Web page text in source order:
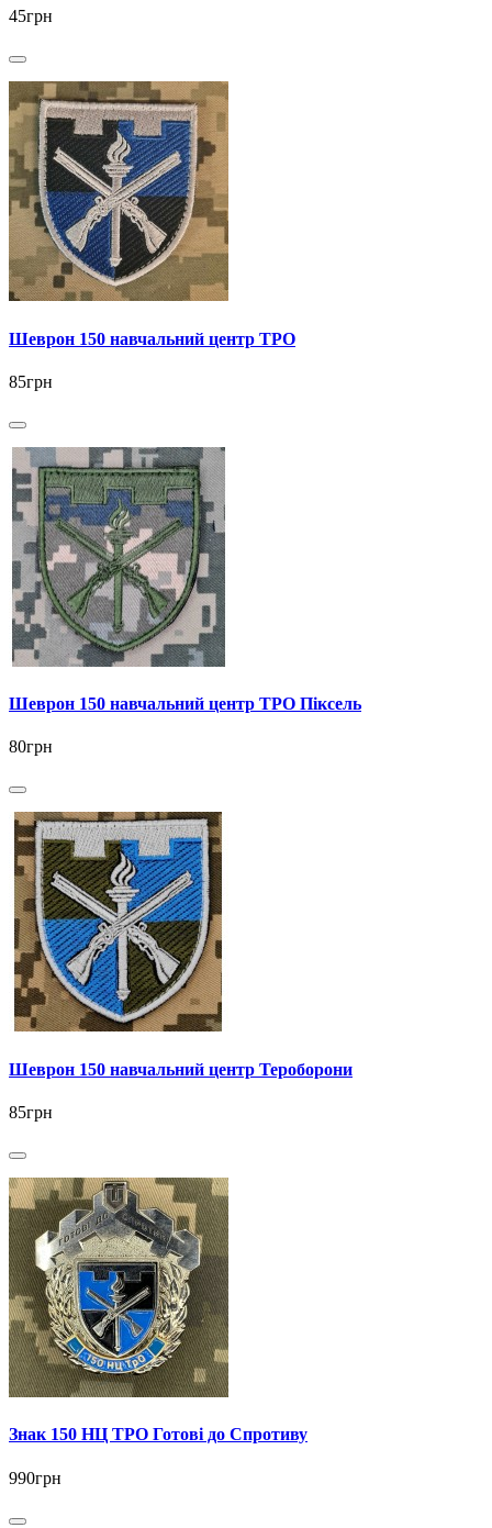
45грн
Шеврон 150 навчальний центр ТРО
85грн
Шеврон 150 навчальний центр ТРО Піксель
80грн
Шеврон 150 навчальний центр Тероборони
85грн
Знак 150 НЦ ТРО Готові до Спротиву
990грн